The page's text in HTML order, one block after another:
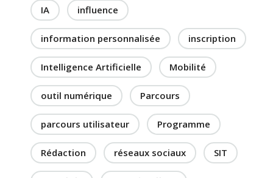
IA influence
information personnalisée inscription
Intelligence Artificielle Mobilité
outil numérique Parcours
parcours utilisateur Programme
Rédaction réseaux sociaux SIT